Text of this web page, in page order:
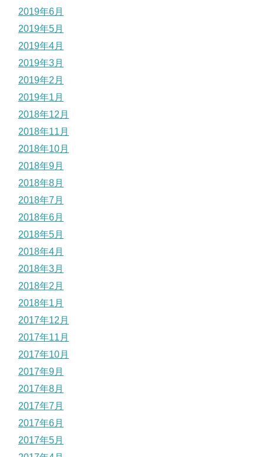
2019年6月
2019年5月
2019年4月
2019年3月
2019年2月
2019年1月
2018年12月
2018年11月
2018年10月
2018年9月
2018年8月
2018年7月
2018年6月
2018年5月
2018年4月
2018年3月
2018年2月
2018年1月
2017年12月
2017年11月
2017年10月
2017年9月
2017年8月
2017年7月
2017年6月
2017年5月